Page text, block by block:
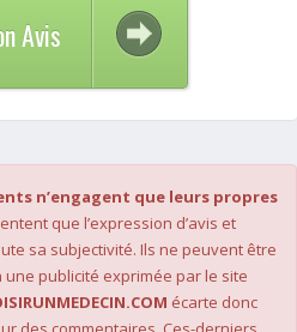
Avis
n’engagent que leurs propres
que l’expression d’avis et
sa subjectivité. Ils ne peuvent être
publicité exprimée par le site
écarte donc